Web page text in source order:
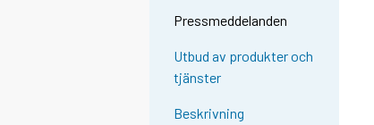
Pressmeddelanden
Utbud av produkter och
tjänster
Beskrivning